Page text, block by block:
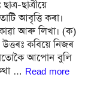
ছাত্ৰীয়ে
আবৃত্তি কৰা।
কোৱা আৰু লিখা। (ক)
কবিয়ে নিজৰ
আপোন বুলি
… Read more